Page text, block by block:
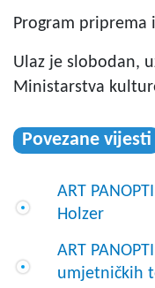
Program priprema
Ulaz je slobodan,
Ministarstva
Povezane vijesti
ART
Holzer
ART
umjetničkih